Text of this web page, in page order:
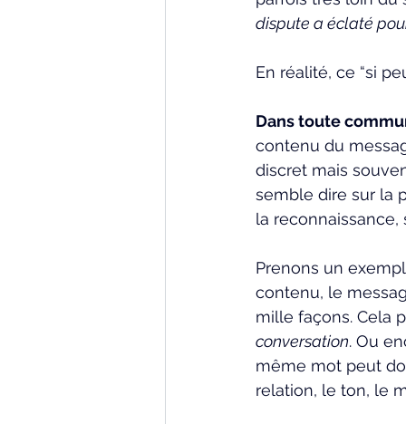
dispute a éclaté
En réalité, ce “si
Dans toute
contenu du
discret mais
semble dire sur la
la
Prenons un
contenu, le
mille façons. Cela
conversation. Ou
même mot peut
relation, le ton, le